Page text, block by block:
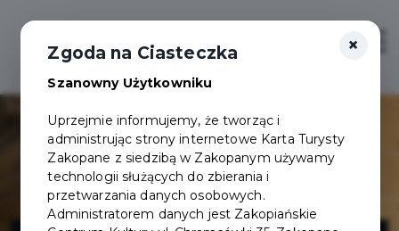
Login/Rejestracja ×
Zgoda na Ciasteczka
Szanowny Użytkowniku
Uprzejmie informujemy, że tworząc i
administrując strony internetowe Karta Turysty
Zakopane z siedzibą w Zakopanym używamy
technologii służących do zbierania i
przetwarzania danych osobowych.
Administratorem danych jest Zakopiańskie